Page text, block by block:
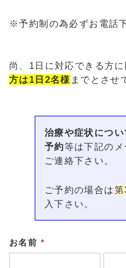
※予約制の為必ずお電話
尚、1日に対応できる方に
方は1日2名様 までとさせ
治療や症状につ
予約等は下記の
ご連絡下さい。
ご予約の場合は第
入下さい。
お名前 *